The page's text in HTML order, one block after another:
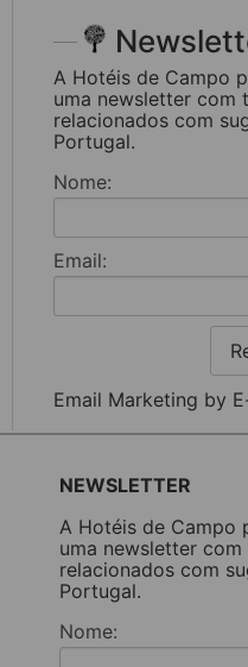
A Hotéis de Campo
uma newsletter com
relacionados com
Portugal.
Nome:
Email:
Email Marketing by
NEWSLETTER
A Hotéis de Campo
uma newsletter
relacionados com
Portugal.
Nome: